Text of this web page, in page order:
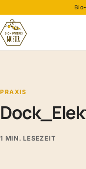
PRAXIS
1 MIN. LESEZEIT